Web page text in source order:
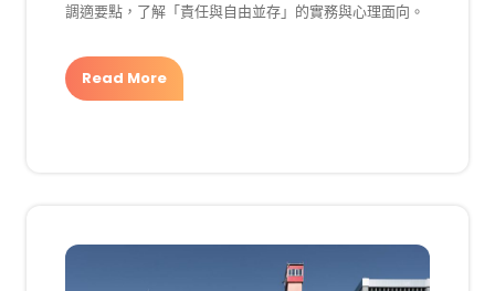
調適要點，了解「責任與自由並存」的實務與心理面向。
Read More